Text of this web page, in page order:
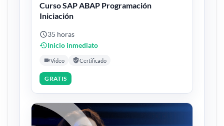
Curso SAP ABAP Programación
Iniciación
35 horas
Inicio inmediato
Video Certificado
GRATIS